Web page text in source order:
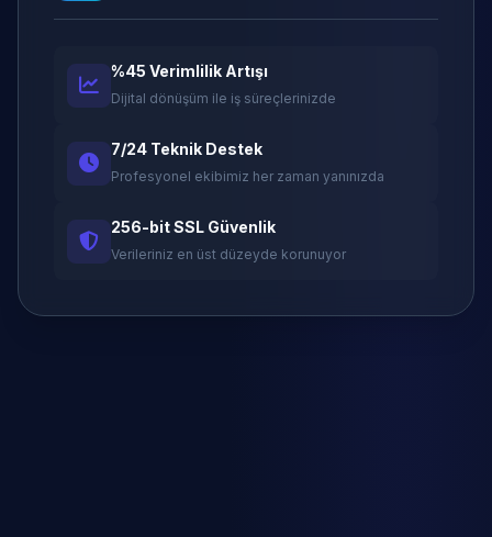
%45 Verimlilik Artışı
Dijital dönüşüm ile iş süreçlerinizde
7/24 Teknik Destek
Profesyonel ekibimiz her zaman yanınızda
256-bit SSL Güvenlik
Verileriniz en üst düzeyde korunuyor